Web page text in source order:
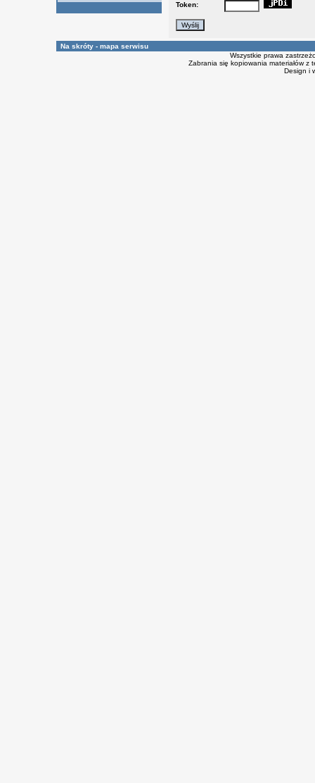
Token:
Na skróty - mapa serwisu
Wszystkie prawa
Zabrania się kopiowania materiałów
Design i